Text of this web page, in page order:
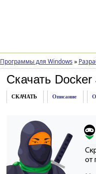
Программы для Windows »
Скачать Docker
СКАЧАТЬ Описание